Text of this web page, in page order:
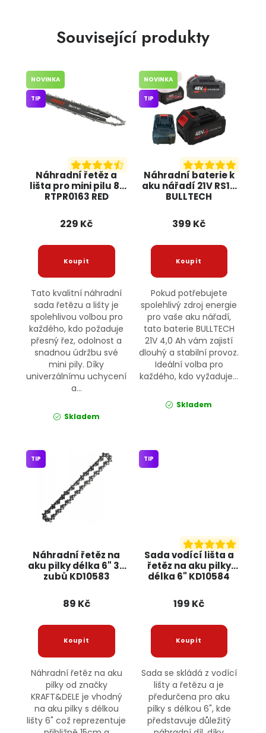
Související produkty
Náhradní řetěz a
lišta pro mini pilu 8"
RTPR0163 RED
NOVINKA
TIP
229 Kč
Tato kvalitní náhradní
sada řetězu a lišty je
spolehlivou volbou pro
každého, kdo požaduje
přesný řez, odolnost a
snadnou údržbu své
mini pily. Díky
univerzálnímu uchycení
a...
Skladem
Náhradní baterie k
aku nářadí 21V RS10
BULLTECH
NOVINKA
TIP
399 Kč
Pokud potřebujete
spolehlivý zdroj energie
pro vaše aku nářadí,
tato baterie BULLTECH
21V 4,0 Ah vám zajistí
dlouhý a stabilní provoz.
Ideální volba pro
každého, kdo vyžaduje...
Skladem
Náhradní řetěz na
aku pilky délka 6" 36
zubů KD10583
TIP
89 Kč
Náhradní řetěz na aku
pilky od značky
KRAFT&DELE je vhodný
na aku pilky s délkou
lišty 6" což reprezentuje
Sada vodící lišta a
řetěz na aku pilky
délka 6" KD10584
TIP
199 Kč
Sada se skládá z vodící
lišty a řetězu a je
předurčena pro aku
pilky s délkou 6", kde
představuje důležitý